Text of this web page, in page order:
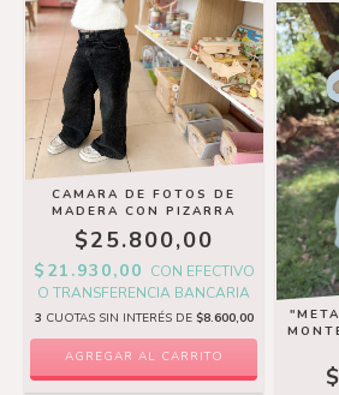
CAMARA DE FOTOS DE
MADERA CON PIZARRA
$25.800,00
$21.930,00 CON EFECTIVO
O TRANSFERENCIA BANCARIA
3 CUOTAS SIN INTERÉS DE $8.600,00
AGREGAR AL CARRITO